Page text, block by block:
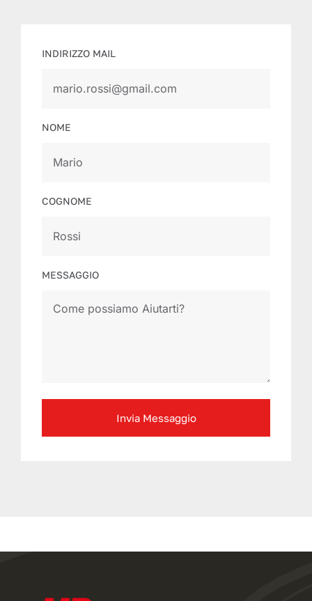
INDIRIZZO MAIL
NOME
COGNOME
MESSAGGIO
Invia Messaggio